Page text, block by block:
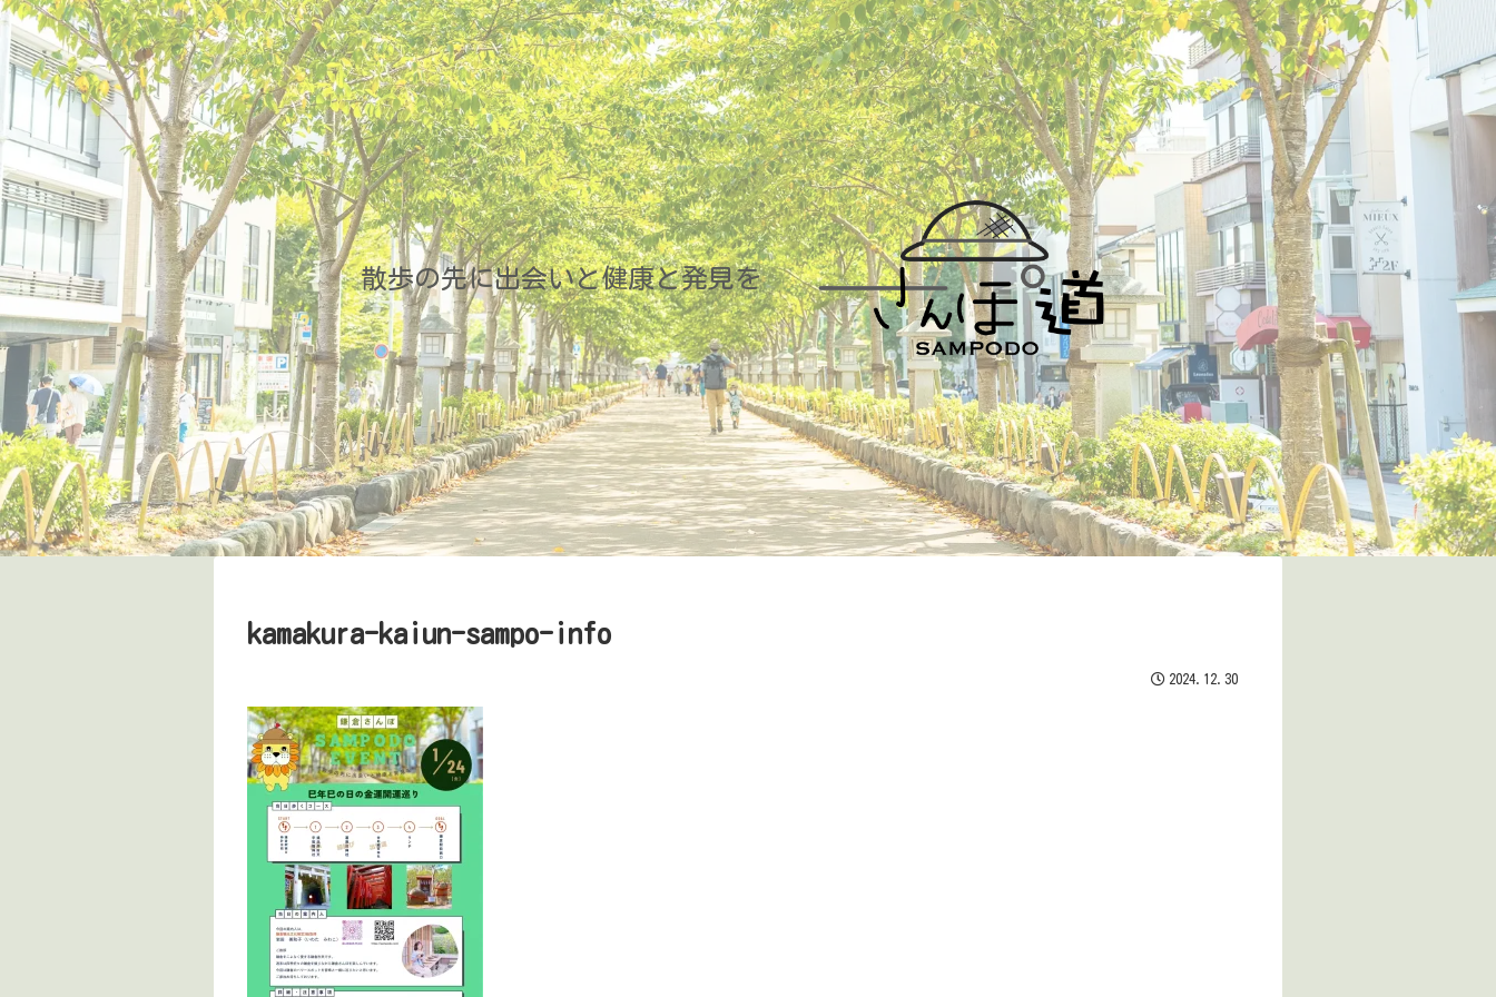
散歩の先に出会いと健康と発見を
kamakura-kaiun-sampo-info
2024.12.30